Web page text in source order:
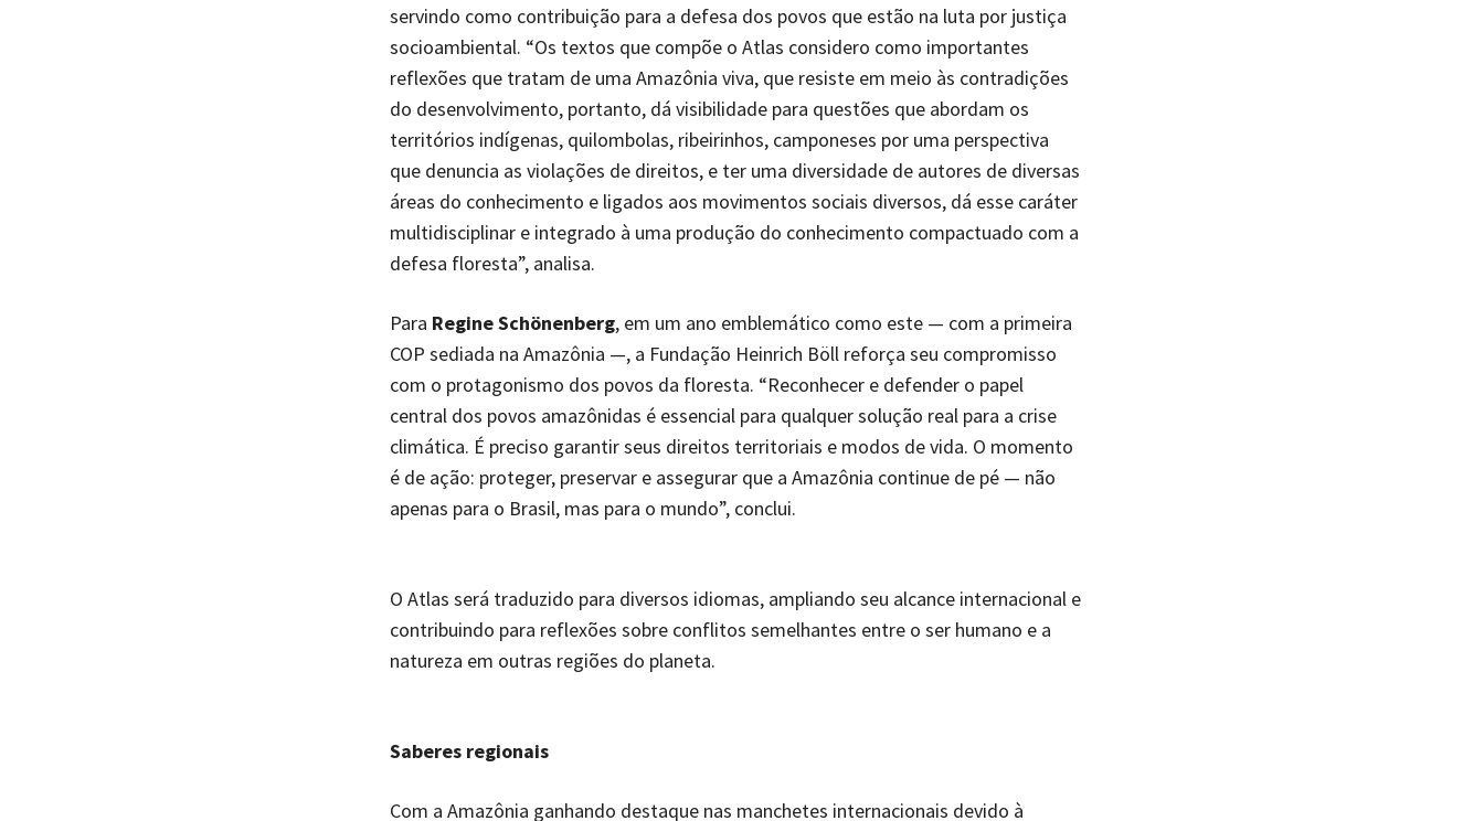
servindo como contribuição para a defesa dos povos que estão na luta por justiça
socioambiental. “Os textos que compõe o Atlas considero como importantes
reflexões que tratam de uma Amazônia viva, que resiste em meio às contradições
do desenvolvimento, portanto, dá visibilidade para questões que abordam os
territórios indígenas, quilombolas, ribeirinhos, camponeses por uma perspectiva
que denuncia as violações de direitos, e ter uma diversidade de autores de diversas
áreas do conhecimento e ligados aos movimentos sociais diversos, dá esse caráter
multidisciplinar e integrado à uma produção do conhecimento compactuado com a
defesa floresta”, analisa.
Para Regine Schönenberg, em um ano emblemático como este — com a primeira
COP sediada na Amazônia —, a Fundação Heinrich Böll reforça seu compromisso
com o protagonismo dos povos da floresta. “Reconhecer e defender o papel
central dos povos amazônidas é essencial para qualquer solução real para a crise
climática. É preciso garantir seus direitos territoriais e modos de vida. O momento
é de ação: proteger, preservar e assegurar que a Amazônia continue de pé — não
apenas para o Brasil, mas para o mundo”, conclui.
O Atlas será traduzido para diversos idiomas, ampliando seu alcance internacional e
contribuindo para reflexões sobre conflitos semelhantes entre o ser humano e a
natureza em outras regiões do planeta.
Saberes regionais
Com a Amazônia ganhando destaque nas manchetes internacionais devido à